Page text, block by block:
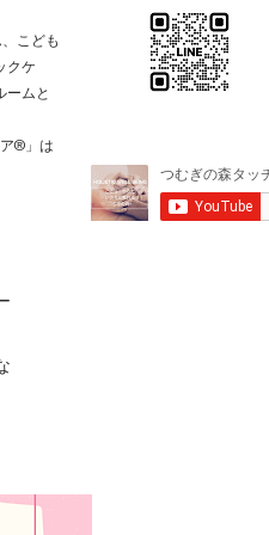
こども
クケ
ームと
®️」は